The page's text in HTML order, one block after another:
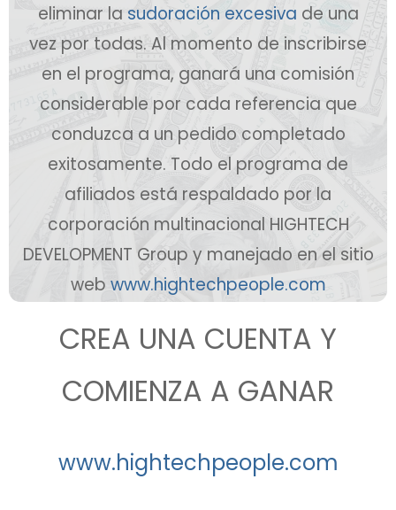
eliminar la sudoración excesiva de una
vez por todas. Al momento de inscribirse
en el programa, ganará una comisión
considerable por cada referencia que
conduzca a un pedido completado
exitosamente. Todo el programa de
afiliados está respaldado por la
corporación multinacional HIGHTECH
DEVELOPMENT Group y manejado en el sitio
web www.hightechpeople.com
CREA UNA CUENTA Y
COMIENZA A GANAR
www.hightechpeople.com